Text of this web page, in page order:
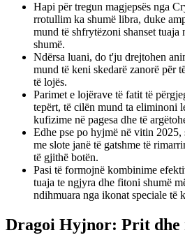
Hapi për tregun magjepsës nga
rrotullim ka shumë libra, duke
mund të shfrytëzoni shanset tuaja
shumë.
Ndërsa luani, do t'ju drejtohen
mund të keni skedarë zanorë për
të lojës.
Parimet e lojërave të fatit të
tepërt, të cilën mund ta eliminoni
kufizime në pagesa dhe të
Edhe pse po hyjmë në vitin
me slote janë të gatshme të
të gjithë botën.
Pasi të formojnë kombinime
tuaja te ngjyra dhe fitoni shumë
ndihmuara nga ikonat speciale të
Dragoi Hyjnor: Prit dhe